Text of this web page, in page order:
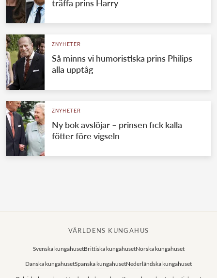
träffa prins Harry
ZNYHETER
Så minns vi humoristiska prins Philips
alla upptåg
ZNYHETER
Ny bok avslöjar – prinsen fick kalla
fötter före vigseln
VÄRLDENS KUNGAHUS
Svenska kungahusetBrittiska kungahusetNorska kungahuset
Danska kungahusetSpanska kungahusetNederländska kungahuset